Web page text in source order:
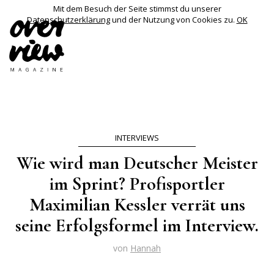
Mit dem Besuch der Seite stimmst du unserer
Datenschutzerklärungund der Nutzung von Cookies zu. OK
INTERVIEWS
Wie wird man Deutscher Meister
im Sprint? Profisportler
Maximilian Kessler verrät uns
seine Erfolgsformel im Interview.
von Hannah